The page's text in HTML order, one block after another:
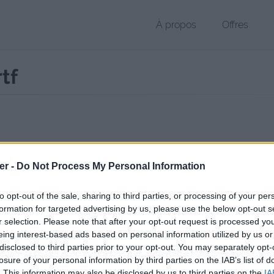
- Do Not Process My Personal Information
opt-out of the sale, sharing to third parties, or processing of your
for targeted advertising by us, please use the below opt-out
selection. Please note that after your opt-out request is processed
interest-based ads based on personal information utilized by us
to third parties prior to your opt-out. You may separately
of your personal information by third parties on the IAB’s list of
À propos Offres
public, envoyé le 6 avril 2011 à 19:56, depuis l'adresse IP
page de téléchargement a été vue 1164 fois depuis l'envoi du
fichier.fr/2011/04/06/liste-lien-youtube-01/ Copier
01.rtf sur le Web et les